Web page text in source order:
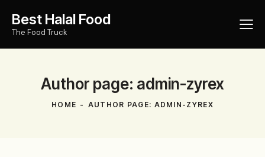
Best Halal Food
The Food Truck
Author page: admin-zyrex
HOME AUTHOR PAGE: ADMIN-ZYREX